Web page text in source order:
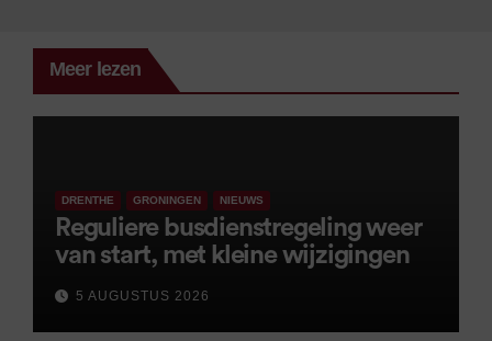
Meer lezen
DRENTHE GRONINGEN NIEUWS
Reguliere busdienstregeling weer
van start, met kleine wijzigingen
5 AUGUSTUS 2026